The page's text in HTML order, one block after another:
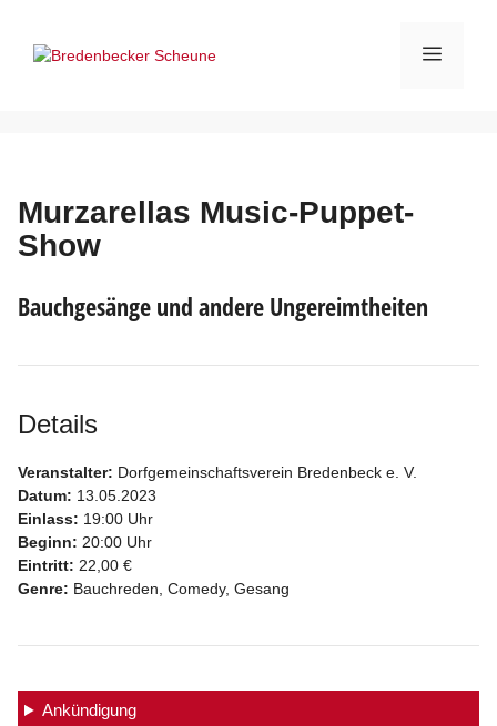
springen
Menü
Murzarellas Music-Puppet-
Show
Bauchgesänge und andere Ungereimtheiten
Details
Veranstalter: Dorfgemeinschaftsverein Bredenbeck e. V.
Datum: 13.05.2023
Einlass: 19:00 Uhr
Beginn: 20:00 Uhr
Eintritt: 22,00 €
Genre: Bauchreden, Comedy, Gesang
Ankündigung